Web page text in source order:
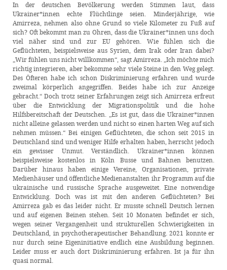
In der deutschen Bevölkerung werden Stimmen laut, dass
Ukrainer*innen echte Flüchtlinge seien. Minderjährige, wie
Amirreza, nehmen also ohne Grund so viele Kilometer zu Fuß auf
sich? Oft bekommt man zu Ohren, dass die Ukrainer*innen uns doch
viel näher sind und zur EU gehören. Wie fühlen sich die
Geflüchteten, beispielsweise aus Syrien, dem Irak oder Iran dabei?
„Wir fühlen uns nicht willkommen“, sagt Amirreza. „Ich möchte mich
richtig integrieren, aber bekomme sehr viele Steine in den Weg gelegt.
Des Öfteren habe ich schon Diskriminierung erfahren und wurde
zweimal körperlich angegriffen. Beides habe ich zur Anzeige
gebracht.“ Doch trotz seiner Erfahrungen zeigt sich Amirreza erfreut
über die Entwicklung der Migrationspolitik und die hohe
Hilfsbereitschaft der Deutschen. „Es ist gut, dass die Ukrainer*innen
nicht alleine gelassen werden und nicht so einen harten Weg auf sich
nehmen müssen.“ Bei einigen Geflüchteten, die schon seit 2015 in
Deutschland sind und weniger Hilfe erhalten haben, herrscht jedoch
ein gewisser Unmut. Verständlich. Ukrainer*innen können
beispielsweise kostenlos in Köln Busse und Bahnen benutzen.
Darüber hinaus haben einige Vereine, Organisationen, private
Medienhäuser und öffentliche Medienanstalten ihr Programm auf die
ukrainische und russische Sprache ausgeweitet. Eine notwendige
Entwicklung. Doch was ist mit den anderen Geflüchteten? Bei
Amirreza gab es das leider nicht. Er musste schnell Deutsch lernen
und auf eigenen Beinen stehen. Seit 10 Monaten befindet er sich,
wegen seiner Vergangenheit und strukturellen Schwierigkeiten in
Deutschland, in psychotherapeutischer Behandlung. 2021 konnte er
nur durch seine Eigeninitiative endlich eine Ausbildung beginnen.
Leider muss er auch dort Diskriminierung erfahren. Ist ja für ihn
quasi normal.